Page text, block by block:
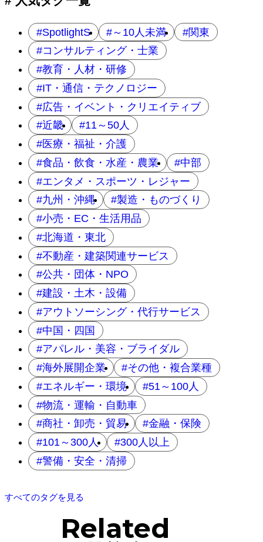
SpotlightS ～10人未満
関東
コンサルティング・士業
教育・人材・研修
IT・通信・テクノロジー
広告・イベント・クリエイティブ
近畿
11～50人
医療・福祉・介護
食品・飲食・水産・農業
中部
エンタメ・スポーツ・レジャー
九州・沖縄
製造・ものづくり
小売・EC・生活用品
北海道・東北
不動産・建築関連サービス
公共・団体・NPO
建設・土木・設備
アウトソーシング・代行サービス
中国・四国
アパレル・美容・ブライダル
海外展開企業
その他・複合業種
エネルギー・環境
51～100人
物流・運輸・自動車
商社・卸売・貿易
金融・保険
101～300人
300人以上
警備・安全・清掃
すべてのタグを見る
Related